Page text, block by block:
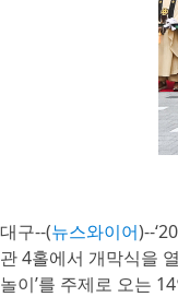
대구--(뉴스와이어)--
관 4홀에서 개막식을
놀이’를 주제로 오는